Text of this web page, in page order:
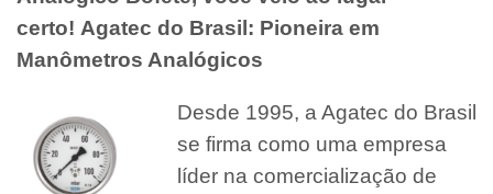
certo! Agatec do Brasil: Pioneira em
Manômetros Analógicos
Desde 1995, a Agatec do Brasil
se firma como uma empresa
líder na comercialização de